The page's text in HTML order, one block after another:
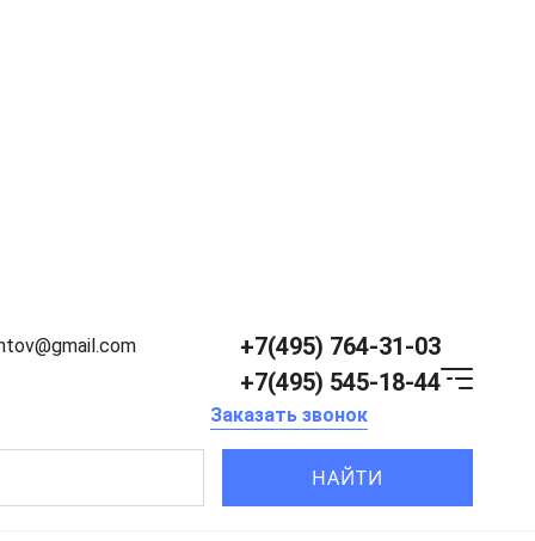
+7(495) 764-31-03
+7(495) 545-18-44
Заказать звонок
НАЙТИ